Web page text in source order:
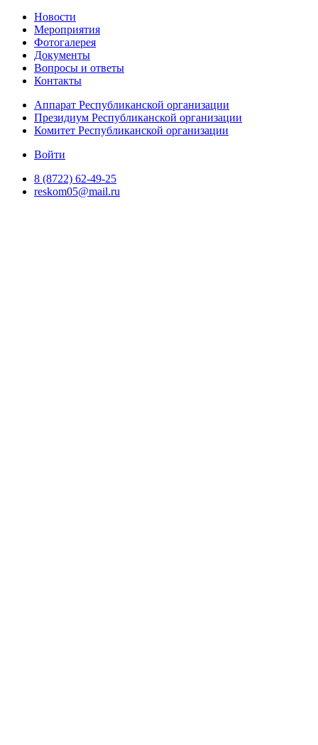
Новости
Мероприятия
Фотогалерея
Документы
Вопросы и ответы
Контакты
Аппарат Республиканской организации
Президиум Республиканской организации
Комитет Республиканской организации
Войти
8 (8722) 62-49-25
reskom05@mail.ru